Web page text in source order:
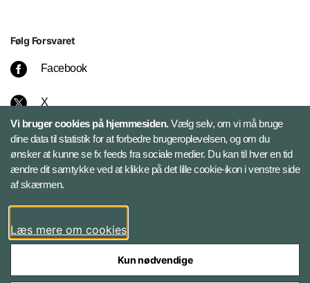
Følg Forsvaret
Facebook
X
Instagram
Bluesky
LinkedIn
Vi bruger cookies på hjemmesiden.Vælg selv, om vi må bruge
dine data til statistik for at forbedre brugeroplevelsen, og om du
ønsker at kunne se fx feeds fra sociale medier. Du kan til hver en tid
ændre dit samtykke ved at klikke på det lille cookie-ikon i venstre side
af skærmen.
Læs mere om cookies
Kun nødvendige